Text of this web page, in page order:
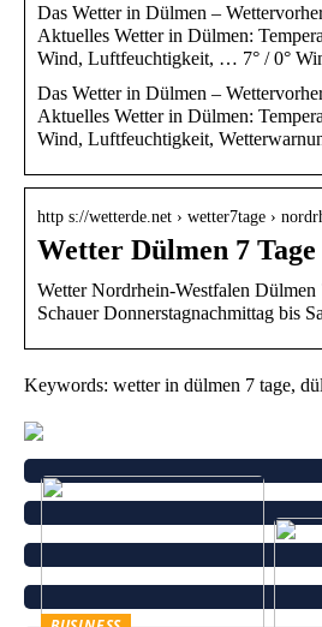
Das Wetter in Dülmen –
Aktuelles Wetter in Dülmen:
Wind, Luftfeuchtigkeit, … 7° / 0°
Das Wetter in Dülmen –
Aktuelles Wetter in Dülmen:
Wind, Luftfeuchtigkeit,
http s://wetterde.net › wetter7tage ›
Wetter Dülmen 7 Tage
Wetter Nordrhein-Westfalen Dülmen
Schauer Donnerstagnachmittag bis
Keywords: wetter in dülmen 7 tage,